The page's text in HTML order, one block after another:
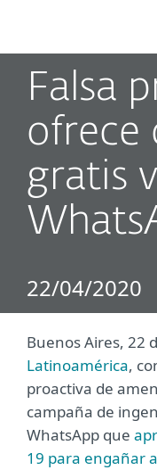
Falsa
ofrece
gratis
22/04/2020
Buenos Aires, 22
Latinoamérica,
proactiva de
campaña de
WhatsApp que
19 para engañar